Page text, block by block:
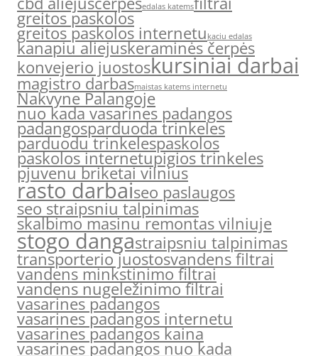
edalas katems
greitos paskolos
greitos paskolos internetu kaciu edalas
kanapiu aliejuskeraminės čerpės
konvejerio juostoskursiniai darbai
magistro darbasmaistas katems internetu
Nakvyne Palangoje
nuo kada vasarines padangos
padangosparduoda trinkeles
parduodu trinkelespaskolos
paskolos internetupigios trinkeles
pjuvenu briketai vilnius
rasto darbaiseo paslaugos
seo straipsniu talpinimas
skalbimo masinu remontas vilniuje
stogo dangastraipsniu talpinimas
transporterio juostosvandens filtrai
vandens minkstinimo filtrai
vandens nugeležinimo filtrai
vasarines padangos
vasarines padangos internetu
vasarines padangos kaina
vasarines padangos nuo kada